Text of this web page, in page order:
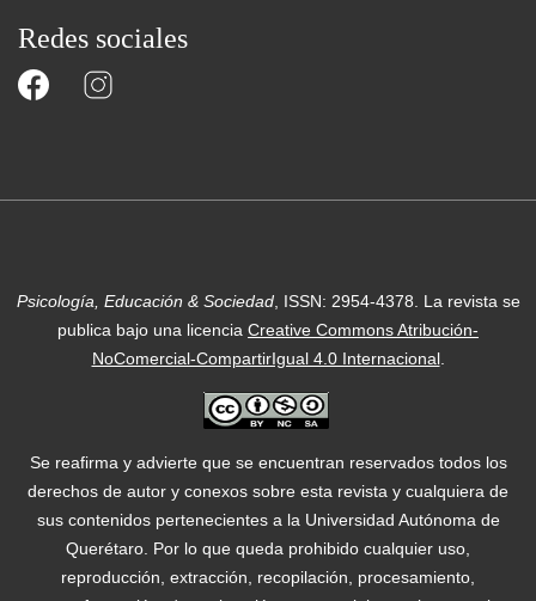
Redes sociales
Psicología, Educación & Sociedad, ISSN: 2954-4378. La revista se
publica bajo una licencia Creative Commons Atribución-
NoComercial-CompartirIgual 4.0 Internacional.
Se reafirma y advierte que se encuentran reservados todos los
derechos de autor y conexos sobre esta revista y cualquiera de
sus contenidos pertenecientes a la Universidad Autónoma de
Querétaro. Por lo que queda prohibido cualquier uso,
reproducción, extracción, recopilación, procesamiento,